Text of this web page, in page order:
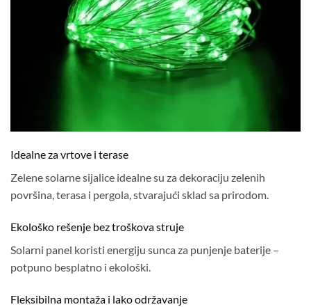
Idealne za vrtove i terase
Zelene solarne sijalice idealne su za dekoraciju zelenih
površina, terasa i pergola, stvarajući sklad sa prirodom.
Ekološko rešenje bez troškova struje
Solarni panel koristi energiju sunca za punjenje baterije –
potpuno besplatno i ekološki.
Fleksibilna montaža i lako održavanje